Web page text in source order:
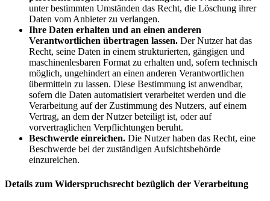
unter bestimmten Umständen das Recht, die Löschung ihrer
Daten vom Anbieter zu verlangen.
Ihre Daten erhalten und an einen anderen
Verantwortlichen übertragen lassen. Der Nutzer hat das
Recht, seine Daten in einem strukturierten, gängigen und
maschinenlesbaren Format zu erhalten und, sofern technisch
möglich, ungehindert an einen anderen Verantwortlichen
übermitteln zu lassen. Diese Bestimmung ist anwendbar,
sofern die Daten automatisiert verarbeitet werden und die
Verarbeitung auf der Zustimmung des Nutzers, auf einem
Vertrag, an dem der Nutzer beteiligt ist, oder auf
vorvertraglichen Verpflichtungen beruht.
Beschwerde einreichen. Die Nutzer haben das Recht, eine
Beschwerde bei der zuständigen Aufsichtsbehörde
einzureichen.
Details zum Widerspruchsrecht bezüglich der Verarbeitung